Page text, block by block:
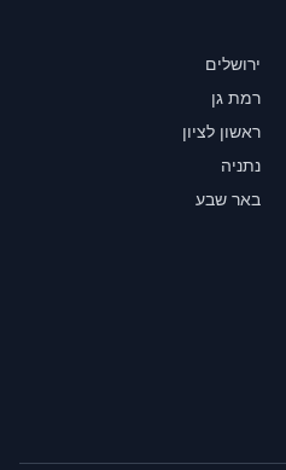
ירושלים
רמת גן
ראשון לציון
נתניה
באר שבע